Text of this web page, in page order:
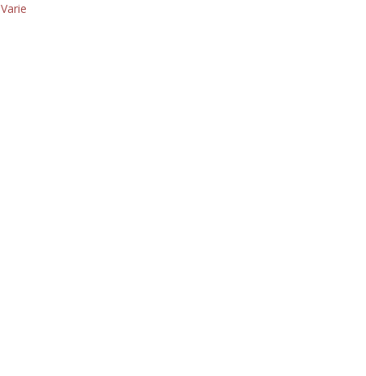
Varie